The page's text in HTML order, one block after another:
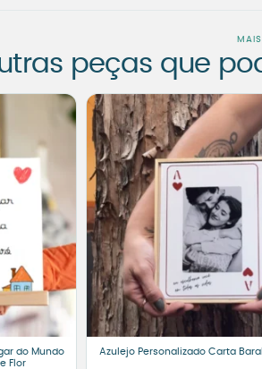
peças que
do Mundo
Flor
Azulejo Personalizado Carta